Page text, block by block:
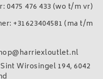
0475 476 433 (wo t/m vr)
+31623404581 (ma t/m
Wirosingel 194, 6042